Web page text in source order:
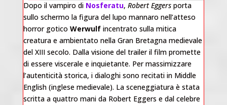
Dopo il vampiro di Nosferatu, Robert Eggersporta
sullo schermo la figura del lupo mannaro nell’atteso
horror gotico Werwulfincentrato sulla mitica
creatura e ambientato nella Gran Bretagna medievale
del XIII secolo. Dalla visione del trailer il film promette
di essere viscerale e inquietante. Per massimizzare
l’autenticità storica, i dialoghi sono recitati in Middle
English (inglese medievale). La sceneggiatura è stata
scritta a quattro mani da Robert Eggers e dal celebre